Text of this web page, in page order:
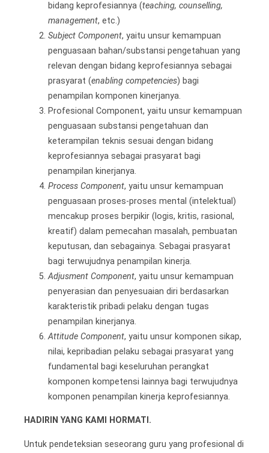
bidang keprofesiannya (teaching, counselling,
management, etc.)
Subject Component, yaitu unsur kemampuan
penguasaan bahan/substansi pengetahuan yang
relevan dengan bidang keprofesiannya sebagai
prasyarat (enabling competencies) bagi
penampilan komponen kinerjanya.
Profesional Component, yaitu unsur kemampuan
penguasaan substansi pengetahuan dan
keterampilan teknis sesuai dengan bidang
keprofesiannya sebagai prasyarat bagi
penampilan kinerjanya.
Process Component, yaitu unsur kemampuan
penguasaan proses-proses mental (intelektual)
mencakup proses berpikir (logis, kritis, rasional,
kreatif) dalam pemecahan masalah, pembuatan
keputusan, dan sebagainya. Sebagai prasyarat
bagi terwujudnya penampilan kinerja.
Adjusment Component, yaitu unsur kemampuan
penyerasian dan penyesuaian diri berdasarkan
karakteristik pribadi pelaku dengan tugas
penampilan kinerjanya.
Attitude Component, yaitu unsur komponen sikap,
nilai, kepribadian pelaku sebagai prasyarat yang
fundamental bagi keseluruhan perangkat
komponen kompetensi lainnya bagi terwujudnya
komponen penampilan kinerja keprofesiannya.
HADIRIN YANG KAMI HORMATI.
Untuk pendeteksian seseorang guru yang profesional di